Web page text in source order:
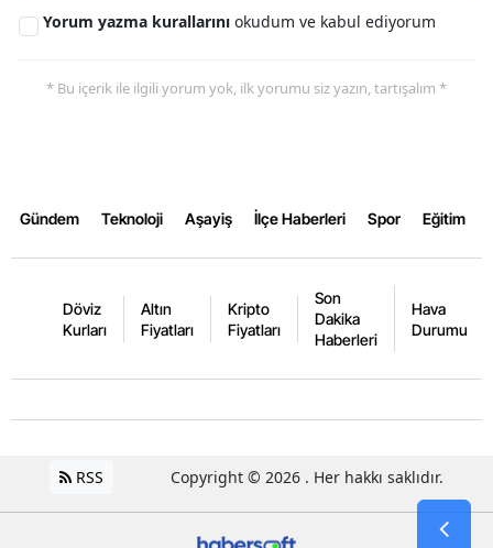
Samsun
Sivas
Tokat
Yorum yazma kurallarını okudum ve kabul ediyorum
* Bu içerik ile ilgili yorum yok, ilk yorumu siz yazın, tartışalım *
Gündem Teknoloji Aşayiş İlçe Haberleri Spor Eğitim
Döviz
Kurları
Altın
Fiyatları
Kripto
Fiyatları
Son
Dakika
Haberleri
Hava
Durumu
RSS Copyright © 2026 . Her hakkı saklıdır.